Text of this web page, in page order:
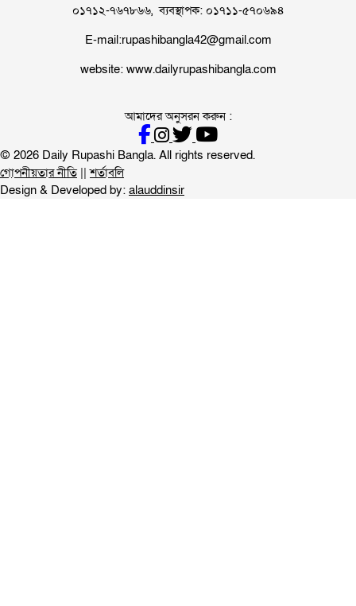
০১৭১২-৭৬৭৮৬৬, ব্যবস্থাপক: ০১৭১১-৫৭০৬৯৪
E-mail:rupashibangla42@gmail.com
website: www.dailyrupashibangla.com
আমাদের অনুসরন করুন :
© 2026 Daily Rupashi Bangla. All rights reserved.
গোপনীয়তার নীতি||শর্তাবলি
Design & Developed by: alauddinsir